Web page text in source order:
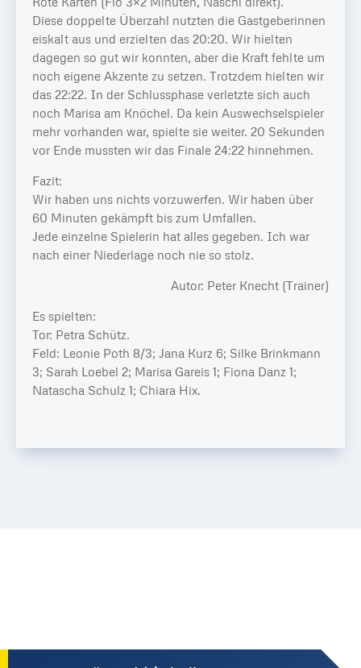
Diese doppelte Überzahl nutzten die Gastgeberinnen
eiskalt aus und erzielten das 20:20. Wir hielten
dagegen so gut wir konnten, aber die Kraft fehlte um
noch eigene Akzente zu setzen. Trotzdem hielten wir
das 22:22. In der Schlussphase verletzte sich auch
noch Marisa am Knöchel. Da kein Auswechselspieler
mehr vorhanden war, spielte sie weiter. 20 Sekunden
vor Ende mussten wir das Finale 24:22 hinnehmen.
Fazit:
Wir haben uns nichts vorzuwerfen. Wir haben über
60 Minuten gekämpft bis zum Umfallen.
Jede einzelne Spielerin hat alles gegeben. Ich war
nach einer Niederlage noch nie so stolz.
Autor: Peter Knecht (Trainer)
Es spielten:
Tor: Petra Schütz.
Feld: Leonie Poth 8/3; Jana Kurz 6; Silke Brinkmann
3; Sarah Loebel 2; Marisa Gareis 1; Fiona Danz 1;
Natascha Schulz 1; Chiara Hix.